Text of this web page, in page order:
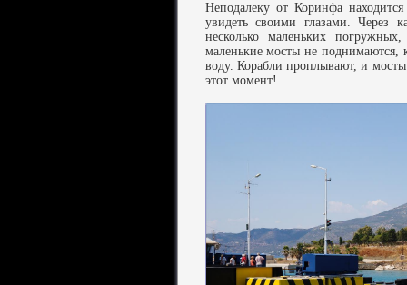
Неподалеку от Коринфа
увидеть своими глазами. Через
несколько маленьких
маленькие мосты не поднимаются,
воду. Корабли проплывают, и
этот момент!